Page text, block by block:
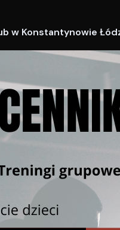
w Konstantynowie